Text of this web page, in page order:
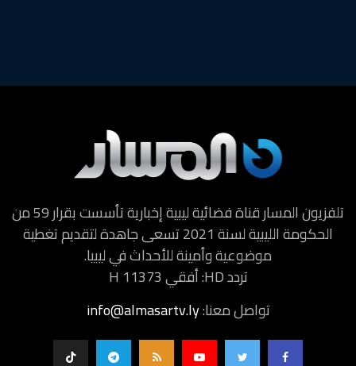
تلفزيون المسار قناة فضائية ليبية إخبارية تأسست بقرار 59 من
الحكومة الليبية لسنة 2021 تسعى جاهدة لتقديم تغطية
موضوعية وأمينة للأحداث في ليبيا.
تردد HD: أفقي H 11373
تواصل معنا:info@almasartv.ly